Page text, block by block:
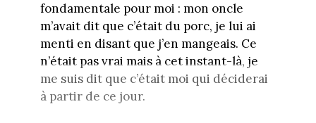
fondamentale pour moi : mon oncle
m’avait dit que c’était du porc, je lui ai
menti en disant que j’en mangeais. Ce
n’était pas vrai mais à cet instant-là, je
me suis dit que c’était moi qui déciderai
à partir de ce jour.